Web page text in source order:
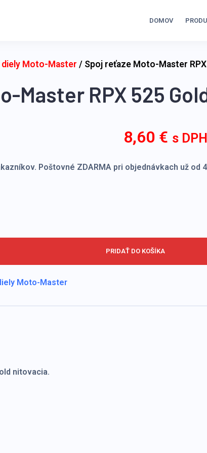
DOMOV
diely Moto-Master / Spoj reťaze Moto-Master RPX
Master RPX 525
8,60 € s DPH
Poštovné ZDARMA pri objednávkach už od
PRIDAŤ DO KOŠÍKA
Moto-Master
nitovacia.